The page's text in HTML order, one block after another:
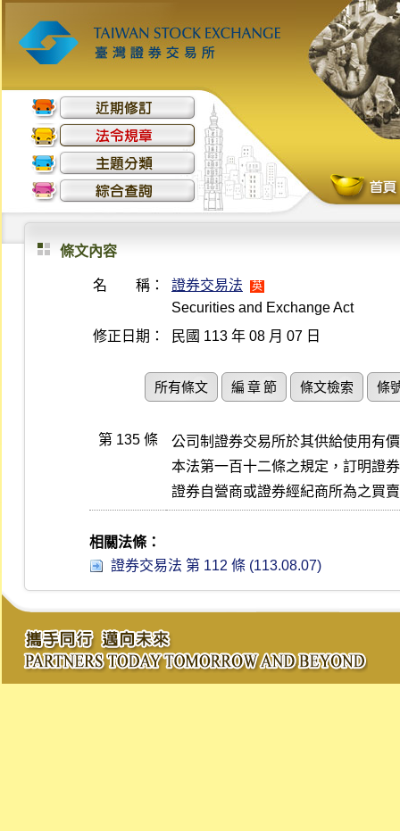
條文內容
名 稱： 證券交易法 英
Securities and Exchange Act
修正日期：
民國 113 年 08 月 07 日
所有條文 編 章 節 條文檢索 條
第 135 條
公司制證券交易所於其供給使用有
本法第一百十二條之規定，訂明證
證券自營商或證券經紀商所為之買
相關法條：
證券交易法 第 112 條 (113.08.07)